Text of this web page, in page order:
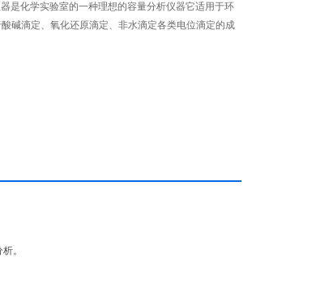
是化学实验室的一种理想的容量分析仪器它适用于环
碱滴定、氧化还原滴定、非水滴定各类电位滴定的成
。